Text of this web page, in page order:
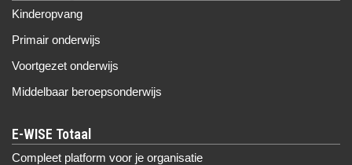
Kinderopvang
Primair onderwijs
Voortgezet onderwijs
Middelbaar beroepsonderwijs
Compleet platform voor je organisatie